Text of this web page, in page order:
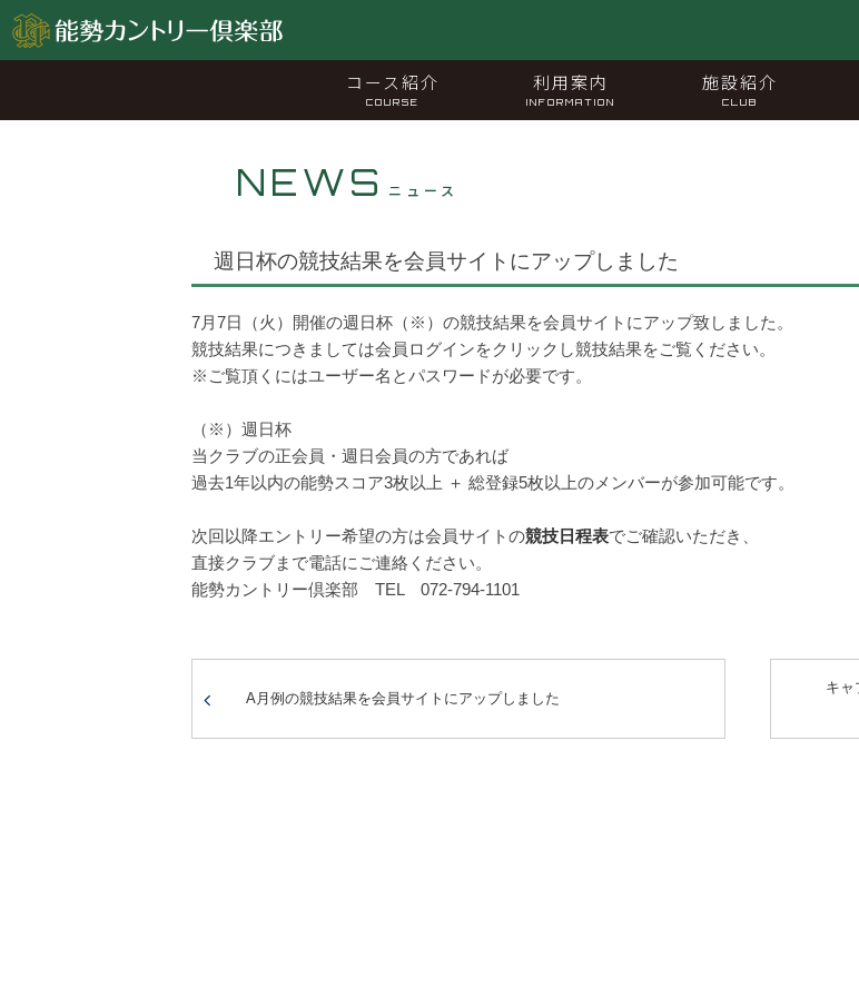
コース紹介
COURSE
利用案内
INFORMATION
施設紹介
CLUB
NEWS ニュース
週日杯の競技結果を会員サイトにアップしました
7月7日（火）開催の週日杯（※）の競技結果を会員サイトにアップ致しました。
競技結果につきましては会員ログインをクリックし競技結果をご覧ください。
※ご覧頂くにはユーザー名とパスワードが必要です。
（※）週日杯
当クラブの正会員・週日会員の方であれば
過去1年以内の能勢スコア3枚以上 ＋ 総登録5枚以上のメンバーが参加可能です。
次回以降エントリー希望の方は会員サイトの競技日程表でご確認いただき、
直接クラブまで電話にご連絡ください。
能勢カントリー倶楽部 TEL 072-794-1101
A月例の競技結果を会員サイトにアップしました
キャ